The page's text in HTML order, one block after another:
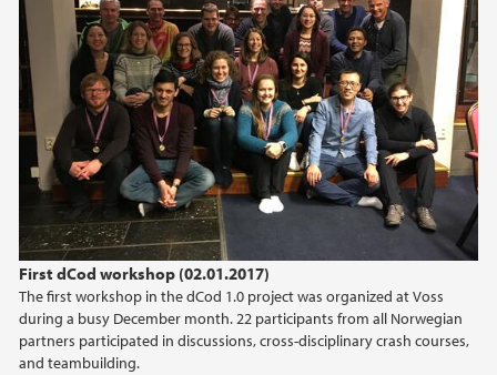
First dCod workshop (02.01.2017)
The first workshop in the dCod 1.0 project was organized at Voss
during a busy December month. 22 participants from all Norwegian
partners participated in discussions, cross-disciplinary crash courses,
and teambuilding.